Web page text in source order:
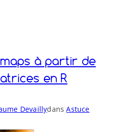
à partir de
en R
DevaillydansAstuce